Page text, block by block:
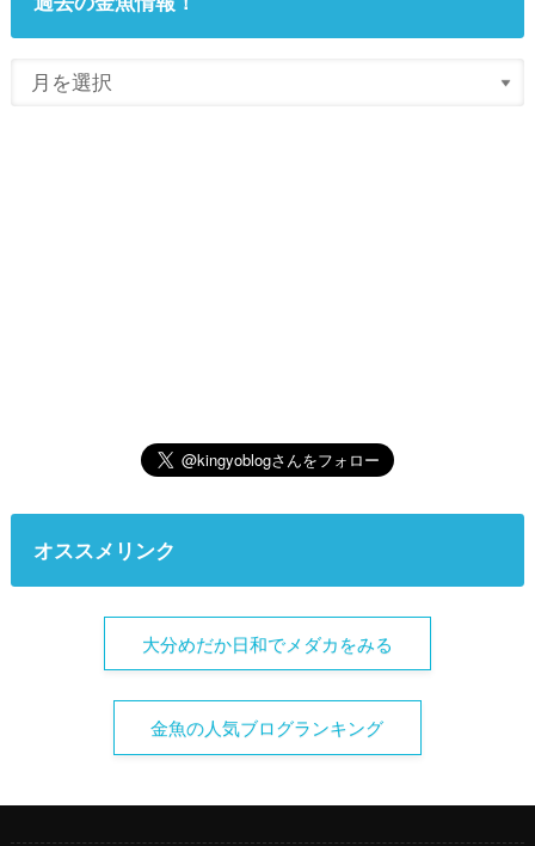
オススメリンク
大分めだか日和でメダカをみる
金魚の人気ブログランキング